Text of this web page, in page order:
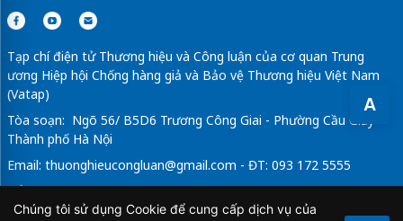
A
Tạp chí điện tử Thương hiệu và Công luận của cơ quan Trung
ương Hiệp hội Chống hàng giả và Bảo vệ Thương hiệu Việt Nam
(Vatap)
Tòa soạn: Ngõ 56/ B5D6 Trương Công Giai - Phường Cầu Giấy -
Thành phố Hà Nội
Email: thuonghieucongluan@gmail.com - ĐT: 093 172 5555
Tổng Biên Tập: Vũ Đức Thuận
Giấy phép hoạt động báo chí điện tử số 64/GP-BTTTT do Bộ
Chúng tôi sử dụng Cookie để cung cấp dịch vụ của